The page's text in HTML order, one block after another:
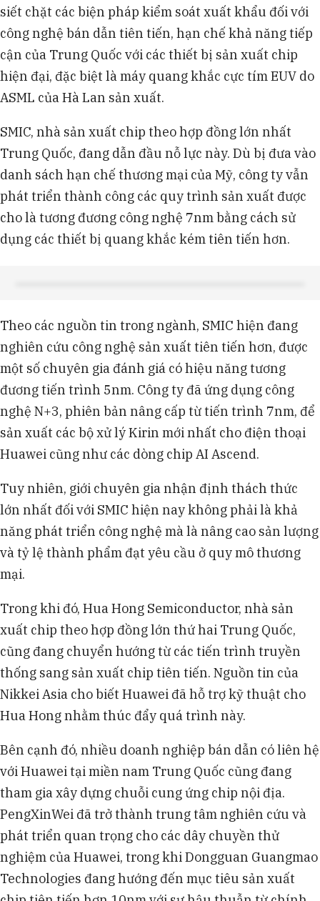
siết chặt các biện pháp kiểm soát xuất khẩu đối với
công nghệ bán dẫn tiên tiến, hạn chế khả năng tiếp
cận của Trung Quốc với các thiết bị sản xuất chip
hiện đại, đặc biệt là máy quang khắc cực tím EUV do
ASML của Hà Lan sản xuất.
SMIC, nhà sản xuất chip theo hợp đồng lớn nhất
Trung Quốc, đang dẫn đầu nỗ lực này. Dù bị đưa vào
danh sách hạn chế thương mại của Mỹ, công ty vẫn
phát triển thành công các quy trình sản xuất được
cho là tương đương công nghệ 7nm bằng cách sử
dụng các thiết bị quang khắc kém tiên tiến hơn.
Theo các nguồn tin trong ngành, SMIC hiện đang
nghiên cứu công nghệ sản xuất tiên tiến hơn, được
một số chuyên gia đánh giá có hiệu năng tương
đương tiến trình 5nm. Công ty đã ứng dụng công
nghệ N+3, phiên bản nâng cấp từ tiến trình 7nm, để
sản xuất các bộ xử lý Kirin mới nhất cho điện thoại
Huawei cũng như các dòng chip AI Ascend.
Tuy nhiên, giới chuyên gia nhận định thách thức
lớn nhất đối với SMIC hiện nay không phải là khả
năng phát triển công nghệ mà là nâng cao sản lượng
và tỷ lệ thành phẩm đạt yêu cầu ở quy mô thương
mại.
Trong khi đó, Hua Hong Semiconductor, nhà sản
xuất chip theo hợp đồng lớn thứ hai Trung Quốc,
cũng đang chuyển hướng từ các tiến trình truyền
thống sang sản xuất chip tiên tiến. Nguồn tin của
Nikkei Asia cho biết Huawei đã hỗ trợ kỹ thuật cho
Hua Hong nhằm thúc đẩy quá trình này.
Bên cạnh đó, nhiều doanh nghiệp bán dẫn có liên hệ
với Huawei tại miền nam Trung Quốc cũng đang
tham gia xây dựng chuỗi cung ứng chip nội địa.
PengXinWei đã trở thành trung tâm nghiên cứu và
phát triển quan trọng cho các dây chuyền thử
nghiệm của Huawei, trong khi Dongguan Guangmao
Technologies đang hướng đến mục tiêu sản xuất